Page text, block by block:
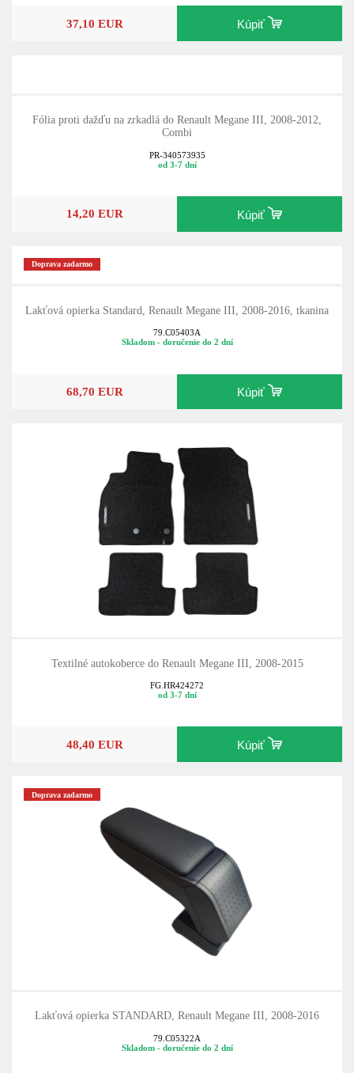
37,10 EUR Kúpiť
Fólia proti dažďu na zrkadlá do Renault Megane III, 2008-2012,
Combi
PR-340573935
od 3-7 dní
14,20 EUR Kúpiť
Doprava zadarmo
Lakťová opierka Standard, Renault Megane III, 2008-2016, tkanina
79.C05403A
Skladom - doručenie do 2 dní
68,70 EUR Kúpiť
Textilné autokoberce do Renault Megane III, 2008-2015
FG.HR424272
od 3-7 dní
48,40 EUR Kúpiť
Doprava zadarmo
Lakťová opierka STANDARD, Renault Megane III, 2008-2016
79.C05322A
Skladom - doručenie do 2 dní